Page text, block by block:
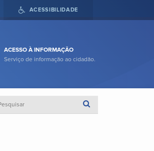
ACESSIBILIDADE
ACESSO À INFORMAÇÃO
Serviço de informação ao cidadão.